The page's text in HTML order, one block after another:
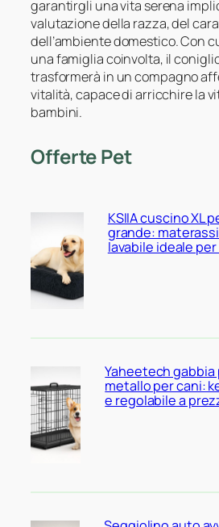
garantirgli una vita serena
valutazione della razza, del
dell’ambiente domestico. Con
una famiglia coinvolta, il
trasformerà in un compagno
vitalità, capace di arricchire la
bambini.
Offerte Pet
KSIIA cuscino XL
grande:
lavabile ideale
Yaheetech
metallo per cani:
e regolabile a